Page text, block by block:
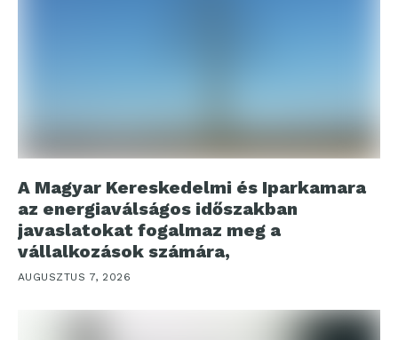
A Magyar Kereskedelmi és Iparkamara
az energiaválságos időszakban
javaslatokat fogalmaz meg a
vállalkozások számára,
AUGUSZTUS 7, 2026